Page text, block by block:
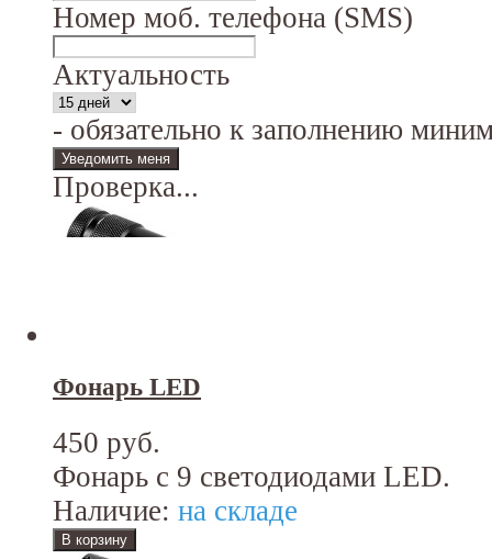
Номер моб. телефона (SMS)
Актуальность
- обязательно к заполнению
Проверка...
Фонарь LED
450 руб.
Фонарь с 9 светодиодами LED.
Наличие: на складе